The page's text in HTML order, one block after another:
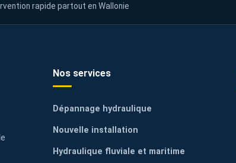
rapide partout en Wallonie
Nos services
Dépannage hydraulique
Nouvelle installation
Hydraulique fluviale et maritime